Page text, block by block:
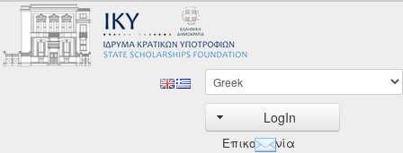
LogIn
Επικοινωνία